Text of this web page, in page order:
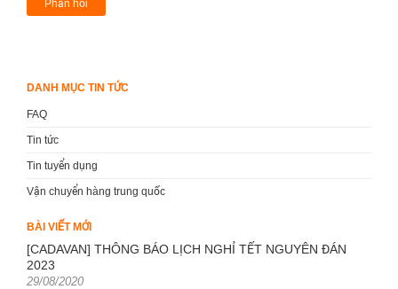
DANH MỤC TIN TỨC
FAQ
Tin tức
Tin tuyển dụng
Vận chuyển hàng trung quốc
BÀI VIẾT MỚI
[CADAVAN] THÔNG BÁO LỊCH NGHỈ TẾT NGUYÊN ĐÁN
2023
Posted
29/08/2020